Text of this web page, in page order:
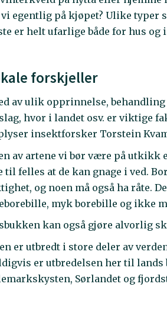
egentlig på kjøpet? Ulike typer
er helt ufarlige både for hus
forskjeller
av ulik opprinnelse,
hvor i landet osv. er viktige
insektforsker Torstein
av artene vi bør være på utkikk
til felles at de kan gnage i ved.
og noen må også ha råte.
myk borebille og ikke
kan også gjøre alvorlig
er utbredt i store deler av
er utbredelsen her til lands
Sørlandet og